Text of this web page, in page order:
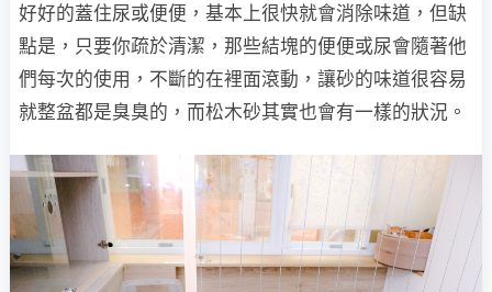
好好的蓋住尿或便便，基本上很快就會消除味道，但缺
點是，只要你疏於清潔，那些結塊的便便或尿會隨著他
們每次的使用，不斷的在裡面滾動，讓砂的味道很容易
就整盆都是臭臭的，而松木砂其實也會有一樣的狀況。